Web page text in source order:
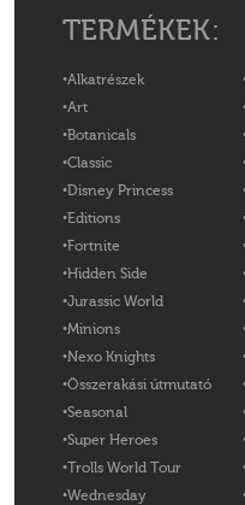
TERMÉKEK:
Alkatrészek
Art
Botanicals
Classic
Disney Princess
Editions
Fortnite
Hidden Side
Jurassic World
Minions
Nexo Knights
Összerakási útmutató
Seasonal
Super Heroes
Trolls World Tour
Wednesday